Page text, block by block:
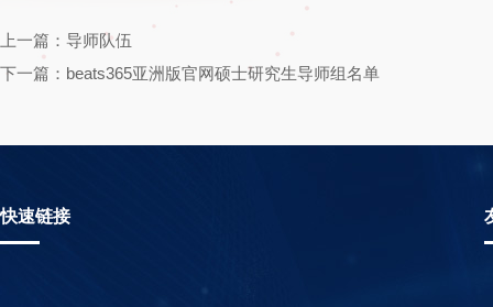
上一篇：导师队伍
下一篇：beats365亚洲版官网硕士研究生导师组名单
快速链接